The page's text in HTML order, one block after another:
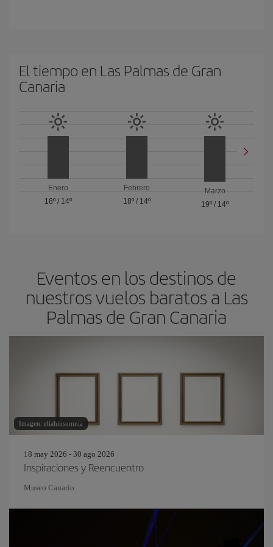
El tiempo en Las Palmas de Gran
Canaria
Enero
18º/ 14º
Febrero
18º/ 14º
Marzo
19º / 14º
Eventos en los destinos de
nuestros vuelos baratos a Las
Palmas de Gran Canaria
Imagen: eliahinsomnia
18 may 2026 - 30 ago 2026
Inspiraciones y Reencuentro
Museo Canario